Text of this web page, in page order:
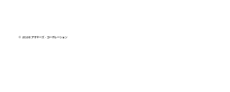
© 2026 アオキーズ・コーポレーション